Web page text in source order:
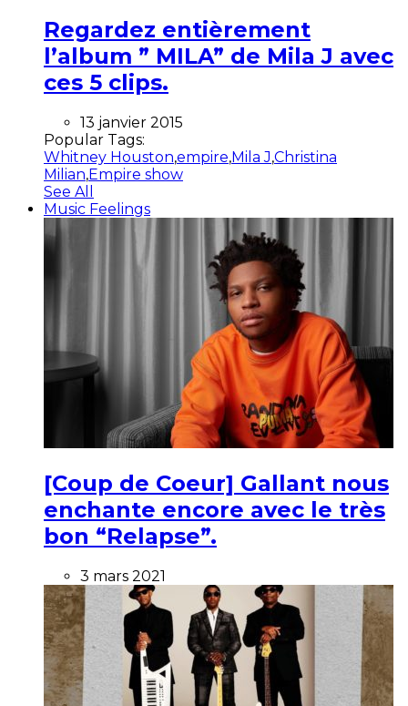
Regardez entièrement
l’album ” MILA” de Mila J avec
ces 5 clips.
13 janvier 2015
Popular Tags:
Whitney Houston,empire,Mila J,Christina
Milian,Empire show
See All
Music Feelings
[Coup de Coeur] Gallant nous
enchante encore avec le très
bon “Relapse”.
3 mars 2021